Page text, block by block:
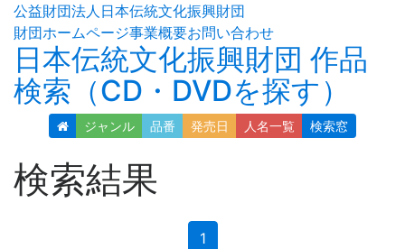
公益財団法人日本伝統文化振興財団
財団ホームページ事業概要お問い合わせ
日本伝統文化振興財団 作品
検索（CD・DVDを探す）
ジャンル 品番 発売日 人名一覧 検索窓
検索結果
1(current)